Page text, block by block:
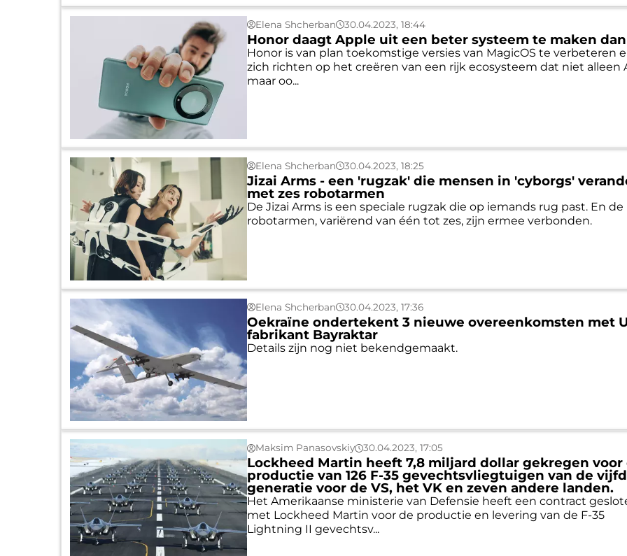
Elena Shcherban 30.04.2023, 18:44
Honor daagt Apple uit een beter systeem te maken
Honor is van plan toekomstige versies van MagicOS te verbeteren
zich richten op het creëren van een rijk ecosysteem dat niet alleen
maar oo...
Elena Shcherban 30.04.2023, 18:25
Jizai Arms - een 'rugzak' die mensen in 'cyborgs'
met zes robotarmen
De Jizai Arms is een speciale rugzak die op iemands rug past. En de
robotarmen, variërend van één tot zes, zijn ermee verbonden.
Elena Shcherban 30.04.2023, 17:36
Oekraïne ondertekent 3 nieuwe overeenkomsten met
fabrikant Bayraktar
Details zijn nog niet bekendgemaakt.
Maksim Panasovskiy 30.04.2023, 17:05
Lockheed Martin heeft 7,8 miljard dollar gekregen voor
productie van 126 F-35 gevechtsvliegtuigen van de
generatie voor de VS, het VK en zeven andere landen.
Het Amerikaanse ministerie van Defensie heeft een contract
met Lockheed Martin voor de productie en levering van de F-35
Lightning II gevechtsv...